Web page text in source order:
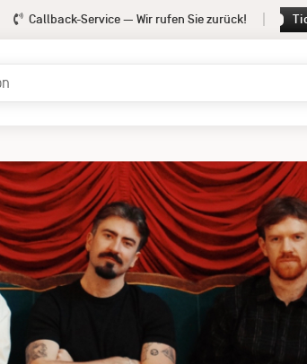
Callback-Service — Wir rufen Sie zurück!